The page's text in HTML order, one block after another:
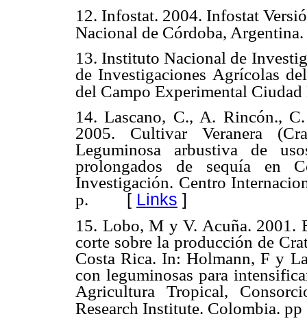
12. Infostat. 2004. Infostat
Nacional de Córdoba, Argentina.
13. Instituto Nacional de
de Investigaciones Agrícolas
del Campo Experimental
14. Lascano, C., A. Rincón.,
2005. Cultivar Veranera
Leguminosa arbustiva de
prolongados de sequía en
Investigación. Centro
p. [ Links ]
15. Lobo, M y V. Acuña. 2001.
corte sobre la producción de
Costa Rica. In: Holmann, F y
con leguminosas para
Agricultura Tropical,
Research Institute. Colombia. pp